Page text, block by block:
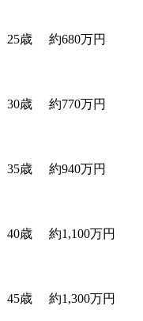
25歳 約680万円
30歳 約770万円
35歳 約940万円
40歳 約1,100万円
45歳 約1,300万円